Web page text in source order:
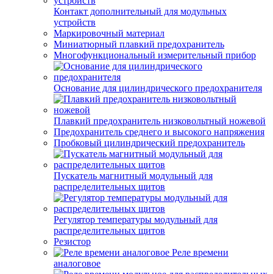
Контакт дополнительный для модульных
устройств
Маркировочный материал
Миниатюрный плавкий предохранитель
Многофункциональный измерительный прибор
Основание для цилиндрического предохранителя
Плавкий предохранитель низковольтный ножевой
Предохранитель среднего и высокого напряжения
Пробковый цилиндрический предохранитель
Пускатель магнитный модульный для
распределительных щитов
Регулятор температуры модульный для
распределительных щитов
Резистор
Реле времени
аналоговое